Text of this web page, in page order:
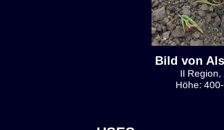
Bild von
II
Höhe: